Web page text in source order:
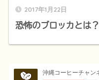
2017年1月22日
恐怖のブロッカとは？